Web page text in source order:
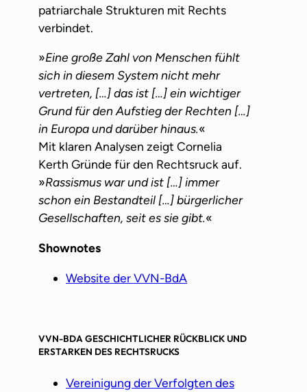
patriarchale Strukturen mit Rechts
verbindet.
»Eine große Zahl von Menschen fühlt
sich in diesem System nicht mehr
vertreten, […] das ist […] ein wichtiger
Grund für den Aufstieg der Rechten […]
in Europa und darüber hinaus.«
Mit klaren Analysen zeigt Cornelia
Kerth Gründe für den Rechtsruck auf.
»Rassismus war und ist […] immer
schon ein Bestandteil […] bürgerlicher
Gesellschaften, seit es sie gibt.«
Shownotes
Website der VVN-BdA
VVN-BDA GESCHICHTLICHER RÜCKBLICK UND
ERSTARKEN DES RECHTSRUCKS
Vereinigung der Verfolgten des